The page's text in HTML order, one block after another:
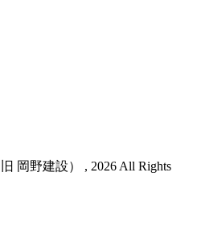
岡野建設） , 2026 All Rights